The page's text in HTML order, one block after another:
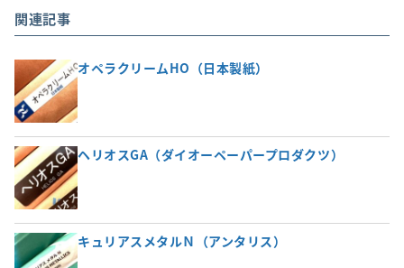
関連記事
オペラクリームHO（日本製紙）
ヘリオスGA（ダイオーペーパープロダクツ）
キュリアスメタルＮ（アンタリス）